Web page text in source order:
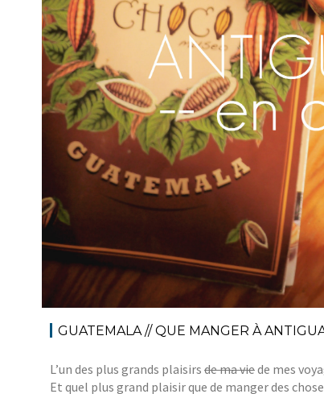
GUATEMALA // QUE MANGER À
L’un des plus grands plaisirs de ma viede mes
Et quel plus grand plaisir que de manger des